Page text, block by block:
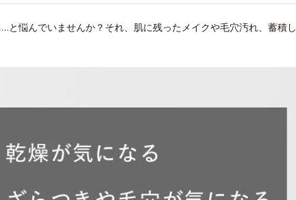
悩んでいませんか？それ、肌に残ったメイクや毛穴汚れ、蓄積し